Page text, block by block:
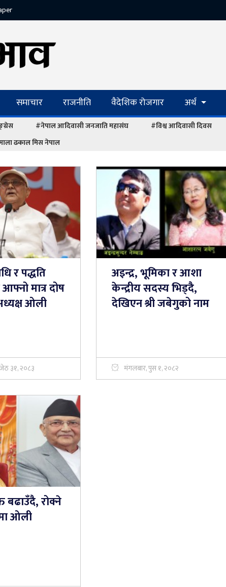
समाचार राजनीति वैदेशिक रोजगार अर्थ
#नेपाल आदिवासी जनजाति महासंघ #विश्व आदिवासी दिवस
ढकाल मिस नेपाल
र पद्धति
मात्र दोष
ओली
३१, २०८३
अइन्द्र, भूमिका र आशा
केन्द्रीय सदस्य भिड्दै,
देखिएन श्री जबेगुको नाम
मंगलबार, पुस १, २०८२
बढाउँदै, रोक्ने
ओली